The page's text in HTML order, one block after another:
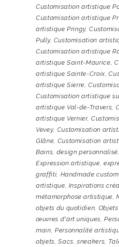
Customisation artistique
Customisation artistique
artistique Pringy,
Pully, Customisation
Customisation artistique
artistique Saint-Maurice,
artistique Sainte-Croix,
artistique Sierre,
Customisation artistique
artistique Val-de-Travers,
artistique Vernier,
Vevey, Customisation
Glâne, Customisation
Bains, design personnalisé
Expression artistique,
graffiti, Handmade
artistique, Inspirations
métamorphose artistique,
objets du quotidien,
œuvres d'art uniques,
main, Personnalité
objets,Sacs,sneakers,